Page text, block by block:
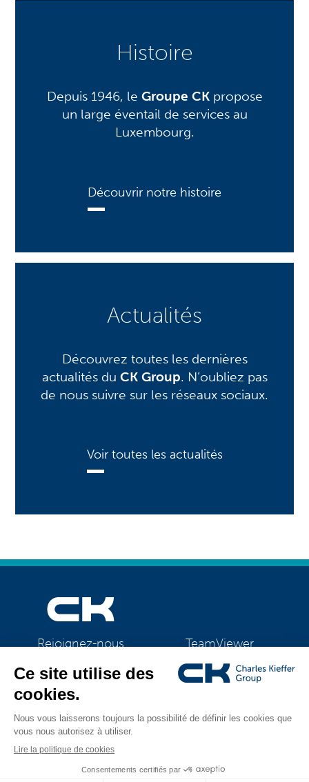
Histoire
Depuis 1946, le Groupe CKpropose
un large éventail de services au
Luxembourg.
Découvrir notre histoire
Actualités
Découvrez toutes les dernières
actualités du CK Group. N’oubliez pas
de nous suivre sur les réseaux sociaux.
Voir toutes les actualités
Rejoignez-nous TeamViewer
CK Support Mac / PC
©2026 CK Group
Tous droits réservés|Mentions légales
Politique de cookies|Gestion des cookies